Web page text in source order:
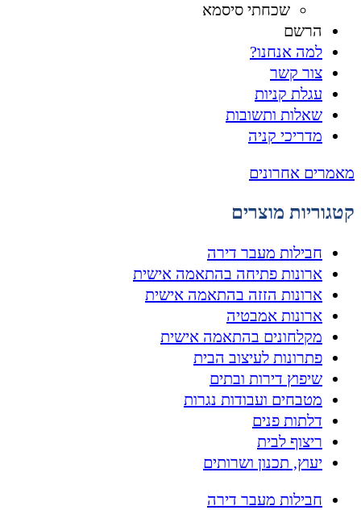
שכחתי סיסמא
הרשם
למה אנחנו?
צור קשר
עגלת קניות
שאלות ותשובות
מדריכי קניה
מאמרים אחרונים
קטגוריות מוצרים
חבילות מעבר דירה
ארונות פתיחה בהתאמה אישית
ארונות הזזה בהתאמה אישית
ארונות אמבטיה
מקלחונים בהתאמה אישית
פתרונות לעיצוב הבית
שיפוץ דירות ובתים
מטבחים ועבודות נגרות
דלתות פנים
ריצוף לבית
יעוץ, תכנון ושרותים
חבילות מעבר דירה